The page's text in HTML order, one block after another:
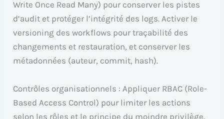
Write Once Read Many) pour conserver les pistes
d’audit et protéger l’intégrité des logs. Activer le
versioning des workflows pour traçabilité des
changements et restauration, et conserver les
métadonnées (auteur, commit, hash).
Contrôles organisationnels : Appliquer RBAC (Role-
Based Access Control) pour limiter les actions
selon les rôles et le principe du moindre privilège.